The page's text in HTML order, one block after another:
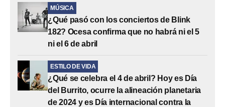
MÚSICA
¿Qué pasó con los conciertos de Blink
182? Ocesa confirma que no habrá ni el 5
ni el 6 de abril
ESTILO DE VIDA
¿Qué se celebra el 4 de abril? Hoy es Día
del Burrito, ocurre la alineación planetaria
de 2024 y es Día internacional contra la